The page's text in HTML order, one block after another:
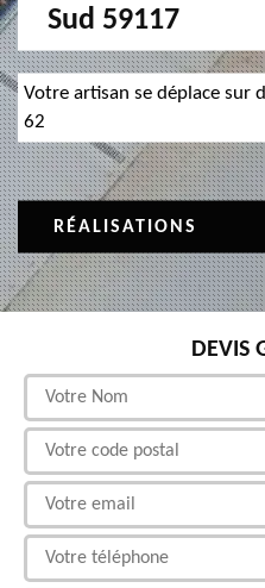
Sud 59117
Votre artisan se déplace sur
62
RÉALISATIONS
DEVIS